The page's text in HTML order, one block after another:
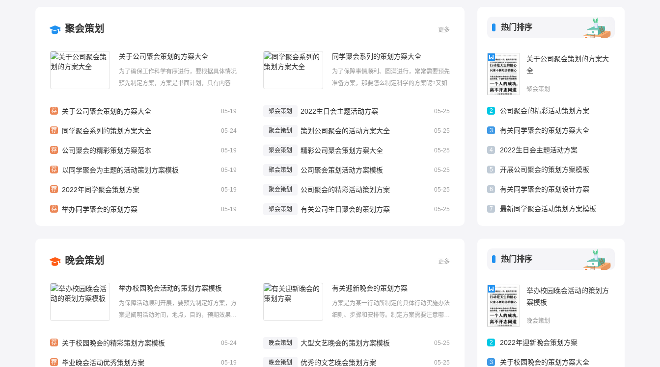
聚会策划 更多
关于公司聚会策划的方案大全
为了确保工作科学有序进行，要根据具体情况
预先制定方案，方案是书面计划，具有内容条
呢?下面小编给大家整理了关于公司聚会策划的
的方案大全1公司从成立以来已经慢慢走向...
荐 关于公司聚会策划的方案大全 05-19
荐 同学聚会系列的策划方案大全 05-24
荐 公司聚会的精彩策划方案范本 05-19
荐 以同学聚会为主题的活动策划方案模板 05-19
荐 2022年同学聚会策划方案 05-19
荐 举办同学聚会的策划方案 05-19
同学聚会系列的策划方案大全
为了保障事情顺利、圆满进行，常常需要预先
准备方案，那要怎么制定科学的方案呢?又如何
学聚会系列的策划方案大全，希望大家喜欢！
如歌，转眼我们从__大学毕业。毕业...
聚会策划 2022生日会主题活动方案 05-25
聚会策划 策划公司聚会的活动方案大全 05-25
聚会策划 精彩公司聚会策划方案大全 05-25
聚会策划 公司聚会策划活动方案模板 05-25
聚会策划 公司聚会的精彩活动策划方案 05-25
聚会策划 有关公司生日聚会的策划方案 05-25
热门排序
关于公司聚会策划的方案大
全
聚会策划
2 公司聚会的精彩活动策划方案
3 有关同学聚会的策划方案大全
4 2022生日会主题活动方案
5 开展公司聚会的策划方案模板
6 有关同学聚会的策划设计方案
7 最新同学聚会活动策划方案模板
晚会策划 更多
举办校园晚会活动的策划方案模板
为保障活动顺利开展，要预先制定好方案，方
案是阐明活动时间，地点，目的，预期效果，
要求是什么样的呢?下面小编给大家整理了举办
欢！举办校园晚会活动的策划方案模板1一、...
荐 关于校园晚会的精彩策划方案模板 05-24
荐 毕业晚会活动优秀策划方案 05-19
有关迎新晚会的策划方案
方案是为某一行动所制定的具体行动实施办法
细则、步骤和安排等。制定方案需要注意哪些
策划方案，希望大家喜欢！有关迎新晚会的策
校园。随着军训的结束，新生们开始了大...
晚会策划 大型文艺晚会的策划方案模板 05-25
晚会策划 优秀的文艺晚会策划方案 05-25
热门排序
举办校园晚会活动的策划方
案模板
晚会策划
2 2022年迎新晚会策划方案
3 关于校园晚会的策划方案大全